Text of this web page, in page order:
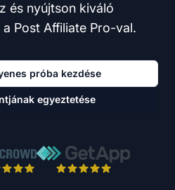
és nyújtson kiváló
Post Affiliate Pro-val.
próba kezdése
egyeztetése